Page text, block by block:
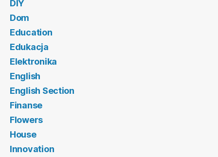
DIY
Dom
Education
Edukacja
Elektronika
English
English Section
Finanse
Flowers
House
Innovation